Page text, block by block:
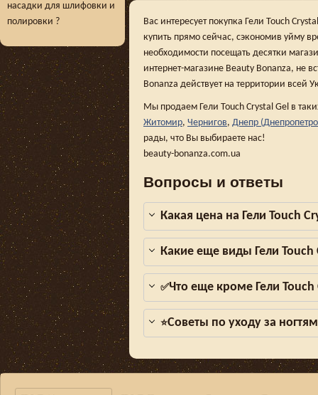
насадки для шлифовки и
полировки ?
Вас интересует покупка Гели Touch
купить прямо сейчас, сэкономив уйму
необходимости посещать десятки
интернет-магазине Beauty Bonanza, не
Bonanza действует на территории всей
Мы продаем Гели Touch Crystal Gel в
Житомир, Чернигов, Днепр
рады, что Вы выбираете нас!
beauty-bonanza.com.ua
Вопросы и ответы
Какая цена на Гели Touch
Какие еще виды Гели Touch
✅Что еще кроме Гели Touch
⭐Советы по уходу за